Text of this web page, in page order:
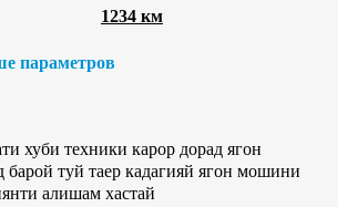
1234 км
параметров
хуби техники карор дорад ягон
барой туй таер кадагияй ягон мошини
алишам хастай